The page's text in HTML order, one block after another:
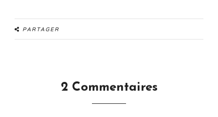
PARTAGER
2 Commentaires